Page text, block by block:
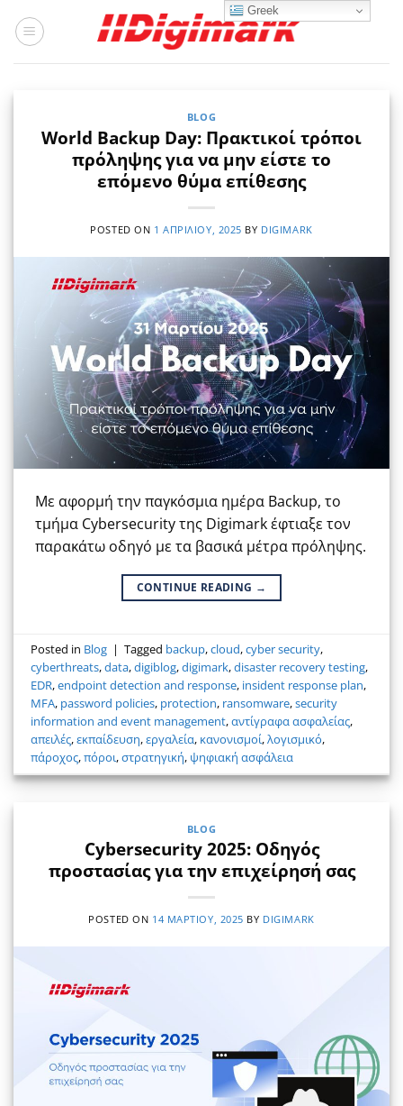
στο
BLOG
World Backup Day: Πρακτικοί τρόποι
πρόληψης για να μην είστε το
επόμενο θύμα επίθεσης
POSTED ON 1 ΑΠΡΙΛΊΟΥ, 2025 BY DIGIMARK
Με αφορμή την παγκόσμια ημέρα Backup, το
τμήμα Cybersecurity της Digimark έφτιαξε τον
παρακάτω οδηγό με τα βασικά μέτρα πρόληψης.
CONTINUE READING →
Posted in Blog | Tagged backup,cloud,cyber security,
cyberthreats,data,digiblog,digimark,disaster recovery testing,
EDR,endpoint detection and response, insident response plan,
MFA, password policies, protection, ransomware,security
information and event management,αντίγραφα ασφαλείας,
απειλές,εκπαίδευση,εργαλεία, κανονισμοί,λογισμικό,
πάροχος,πόροι,στρατηγική, ψηφιακή ασφάλεια
BLOG
Cybersecurity 2025: Οδηγός
προστασίας για την επιχείρησή σας
POSTED ON 14 ΜΑΡΤΊΟΥ, 2025 BY DIGIMARK
Greek